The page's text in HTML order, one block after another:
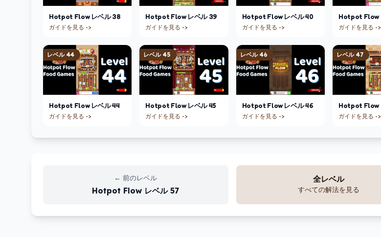
Hotpot Flow レベル38
ガイドを見る ->
Hotpot Flow レベル 39
ガイドを見る ->
Hotpot Flow レベル40
ガイドを見る ->
Hotpot Flow
ガイドを見る ->
レベル 44
Hotpot Flow レベル44
ガイドを見る ->
レベル 45
Hotpot Flow レベル45
ガイドを見る ->
レベル 46
Hotpot Flow レベル46
ガイドを見る ->
レベル 47
Hotpot Flow
ガイドを見る ->
←前のレベル
Hotpot Flow レベル 57
全レベル
すべての解法を見る